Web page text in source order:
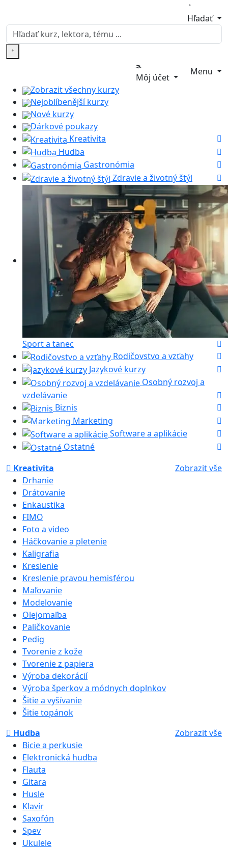
Hľadať
Môj účet
Menu
Zobrazit všechny kurzy
Nejoblíbenější kurzy
Nové kurzy
Dárkové poukazy
Kreativita
Hudba
Gastronómia
Zdravie a životný štýl
Sport a tanec
Rodičovstvo a vzťahy
Jazykové kurzy
Osobný rozvoj a
vzdelávanie
Biznis
Marketing
Software a aplikácie
Ostatné
Kreativita
Zobrazit vše
Drhanie
Drátovanie
Enkaustika
FIMO
Foto a video
Háčkovanie a pletenie
Kaligrafia
Kreslenie
Kreslenie pravou hemisférou
Maľovanie
Modelovanie
Olejomaľba
Paličkovanie
Pedig
Tvorenie z kože
Tvorenie z papiera
Výroba dekorácií
Výroba šperkov a módnych doplnkov
Šitie a vyšívanie
Šitie topánok
Hudba
Zobrazit vše
Bicie a perkusie
Elektronická hudba
Flauta
Gitara
Husle
Klavír
Saxofón
Spev
Ukulele